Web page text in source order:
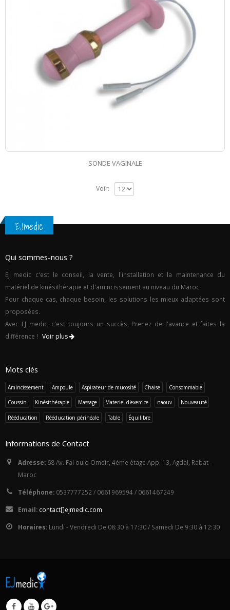
SONDE VAGINALE
Voir:
EJmedic
Qui sommes-nous ?
EJ medic c'est le conseil, la vente, l'installation et la maintenance du
matériel de kinésithérapie et d'amincissement au niveau du Maroc.
Pour chaque cas, chaque besoin, les solutions les mieux adaptées sont
proposées.
Avec EJ medic, c'est toujours un succès, Prenez de l'avance et faites la
différence ! Voir plus
Mots clés
Amincissement Ampoule Aspirateur de mucosité Chaise Consommable
Coussin Kinésithérapie Massage Materiel d'exercice naouv Nouveauté
Rééducation Rééducation périnéale Table Équilibre
Informations de Contact
Adresse: 68 Av. Fal ould Omeir, 4ème étage App. 13, Agdal, Rabat -
Maroc
Téléphone: 0537777252 / 0661969594 / 0661467249
Email: contact[]ejmedic.com
Horaires: Lundi - Vendredi De 08:30 à 17:30 / Samedi De 9:30 à 12:30